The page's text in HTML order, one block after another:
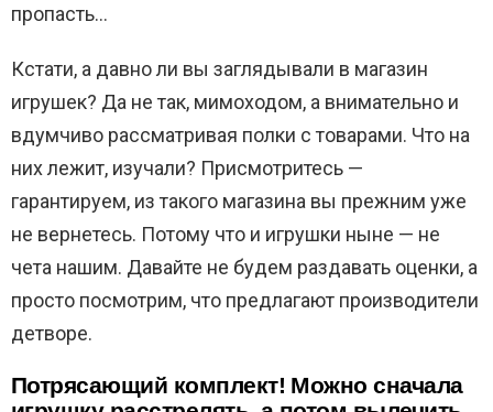
пропасть…
Кстати, а давно ли вы заглядывали в магазин
игрушек? Да не так, мимоходом, а внимательно и
вдумчиво рассматривая полки с товарами. Что на
них лежит, изучали? Присмотритесь —
гарантируем, из такого магазина вы прежним уже
не вернетесь. Потому что и игрушки ныне — не
чета нашим. Давайте не будем раздавать оценки, а
просто посмотрим, что предлагают производители
детворе.
Потрясающий комплект! Можно сначала